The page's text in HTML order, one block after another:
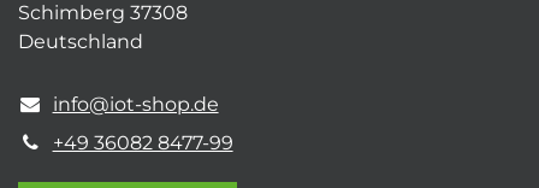
Schimberg 37308
Deutschland
info@iot-shop.de
+49 36082 8477-99